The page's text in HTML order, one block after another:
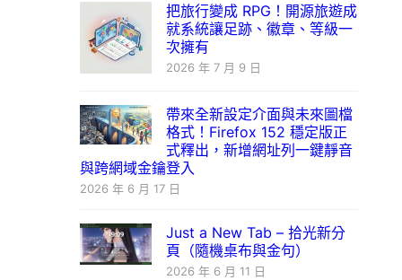
把旅行變成 RPG！開源旅遊成
就系統讓足跡、徽章、等級一
次擁有
2026 年 7 月 9 日
帶來全新設定介面與未來圖檔
格式！Firefox 152 穩定版正
式釋出，新增網址列一鍵靜音
與跨網域金鑰登入
2026 年 6 月 17 日
Just a New Tab – 拾光新分
頁（隨機桌布與金句）
2026 年 6 月 11 日